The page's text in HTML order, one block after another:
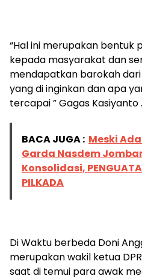
“Hal ini merupakan bentuk
kepada masyarakat dan
mendapatkan barokah dari
yang di inginkan dan apa
tercapai ” Gagas Kasiyanto .
BACA JUGA : Meski
Garda Nasdem
Konsolidasi,
PILKADA
Di Waktu berbeda Doni
merupakan wakil ketua
saat di temui para awak